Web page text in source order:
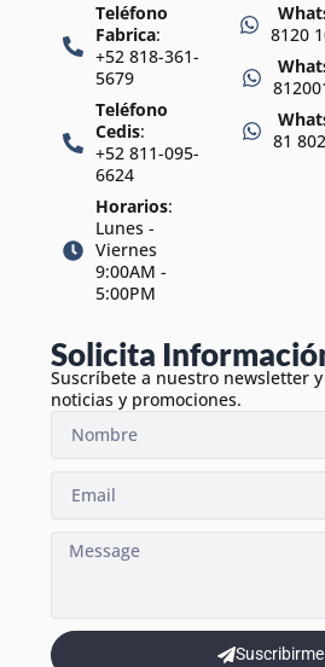
Teléfono
Fabrica:
+52 818-361-
5679
Teléfono
Cedis:
+52 811-095-
6624
Horarios:
Lunes -
Viernes
9:00AM -
5:00PM
8120
81
Solicita
Suscríbete a nuestro newsletter
noticias y promociones.
Suscribirme